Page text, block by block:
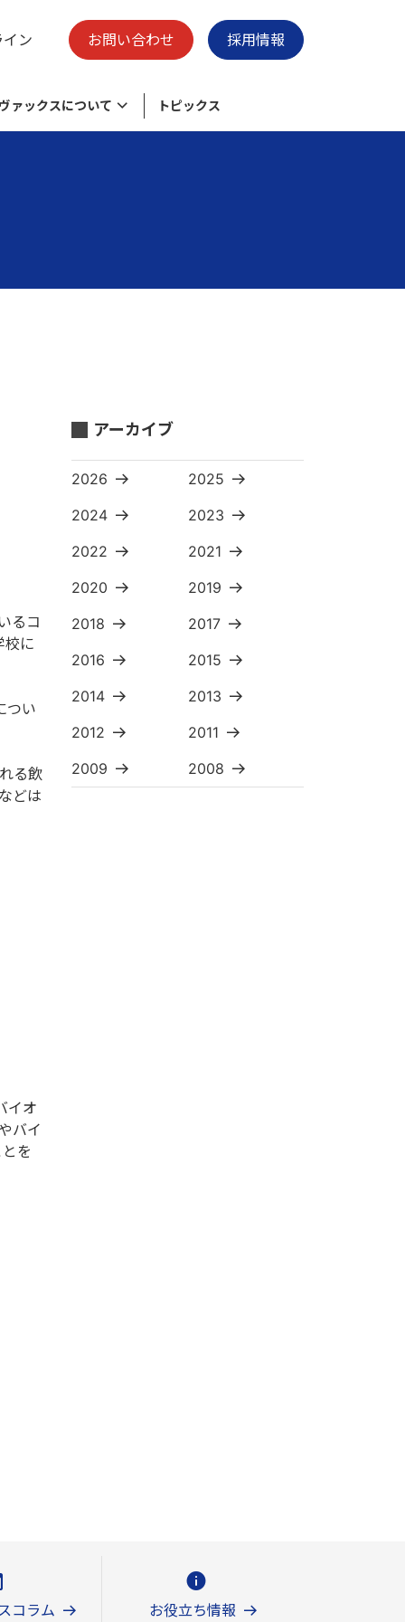
清掃事業 -swell-
ァックスについて トピックス
ン お問い合わせ 採用情報
るコ
校に
つい
る飲
どは
イオ
バイ
を
アーカイブ
2026
2025
2024
2023
2022
2021
2020
2019
2018
2017
2016
2015
2014
2013
2012
2011
2009
2008
コラム お役立ち情報